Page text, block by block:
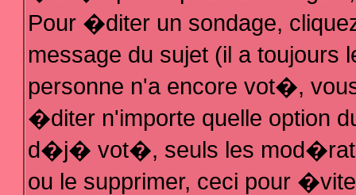
Pour �diter un sondage,
message du sujet (il a
personne n'a encore vot�,
�diter n'importe quelle option
d�j� vot�, seuls les
ou le supprimer, ceci pour